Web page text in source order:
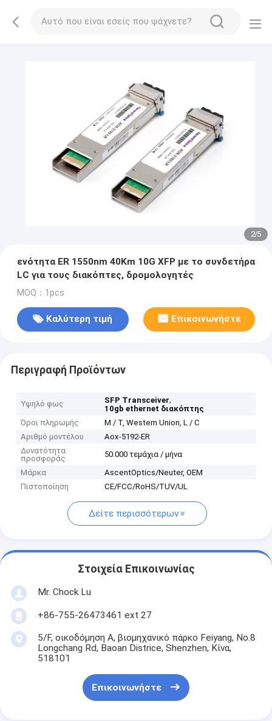
2/5
ενότητα ER 1550nm 40Km 10G XFP με το συνδετήρα
LC για τους διακόπτες, δρομολογητές
MOQ：1pcs
Καλύτερη τιμή Επικοινωνήστε
Περιγραφή Προϊόντων
Υψηλό φως SFP Transceiver,
10gb ethernet διακόπτης
Όροι πληρωμής
Μ / Τ, Western Union, L / C
Αριθμό μοντέλου
Aox-5192-ER
Δυνατότητα
προσφοράς
50.000 τεμάχια / μήνα
Μάρκα
AscentOptics/Neuter, OEM
Πιστοποίηση
CE/FCC/RoHS/TUV/UL
Δείτε περισσότερων
Στοιχεία Επικοινωνίας
Mr. Chock Lu
+86-755-26473461 ext 27
5/F, οικοδόμηση Α, βιομηχανικό πάρκο Feiyang, No.8
Longchang Rd, Baoan Districe, Shenzhen, Κίνα,
518101
Επικοινωνήστε